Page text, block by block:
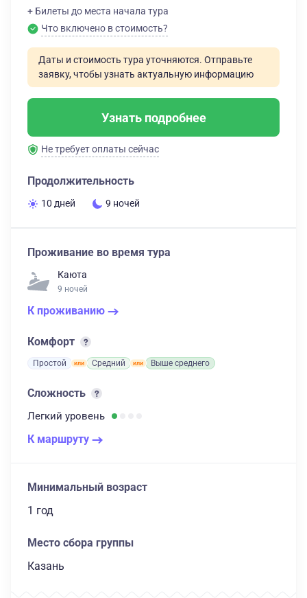
+ Билеты до места начала тура
Что включено в стоимость?
Даты и стоимость тура уточняются. Отправьте
заявку, чтобы узнать актуальную информацию
Узнать подробнее
Не требует оплаты сейчас
Продолжительность
10 дней 9 ночей
Проживание во время тура
Каюта
9 ночей
К проживанию
Комфорт
Простой Средний Выше среднего
Сложность
Легкий уровень
К маршруту
Минимальный возраст
1 год
Место сбора группы
Казань